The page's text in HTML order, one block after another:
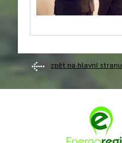
zpět na hlavní stranu